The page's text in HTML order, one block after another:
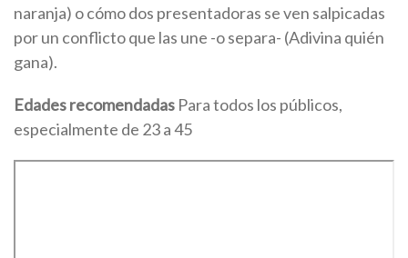
naranja) o cómo dos presentadoras se ven salpicadas
por un conflicto que las une -o separa- (Adivina quién
gana).
Edades recomendadas Para todos los públicos,
especialmente de 23 a 45